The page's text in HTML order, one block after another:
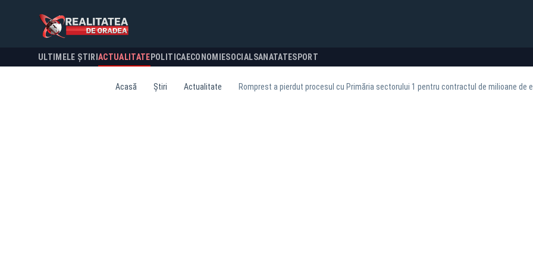
ULTIMELE ȘTIRI ACTUALITATE POLITICA ECONOMIESOCIALSANATATESPORT
Acasă Știri Actualitate Romprest a pierdut procesul cu Primăria sectorului 1 pentru contractul de milioane de